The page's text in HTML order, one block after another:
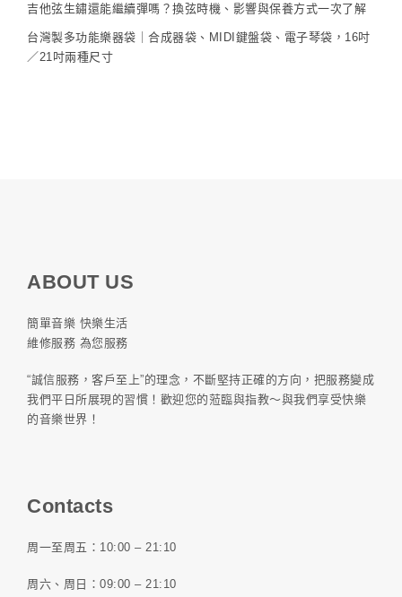
吉他弦生鏽還能繼續彈嗎？換弦時機、影響與保養方式一次了解
台灣製多功能樂器袋｜合成器袋、MIDI鍵盤袋、電子琴袋，16吋
／21吋兩種尺寸
ABOUT US
簡單音樂 快樂生活
維修服務 為您服務
“誠信服務，客戶至上”的理念，不斷堅持正確的方向，把服務變成
我們平日所展現的習慣！歡迎您的蒞臨與指教～與我們享受快樂
的音樂世界！
Contacts
周一至周五：10:00 – 21:10
周六、周日：09:00 – 21:10